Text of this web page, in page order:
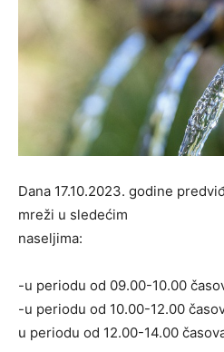
Dana 17.10.2023. godine
mreži u sledećim
naseljima:
-u periodu od 09.00-10.00
-u periodu od 10.00-12.00
u periodu od 12.00-14.00